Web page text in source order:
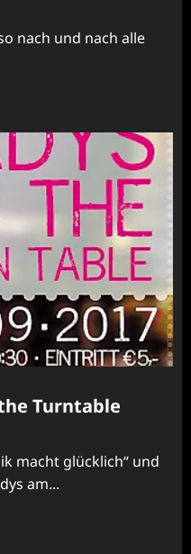
nach und nach alle
Turntable
macht glücklich“ und
am...